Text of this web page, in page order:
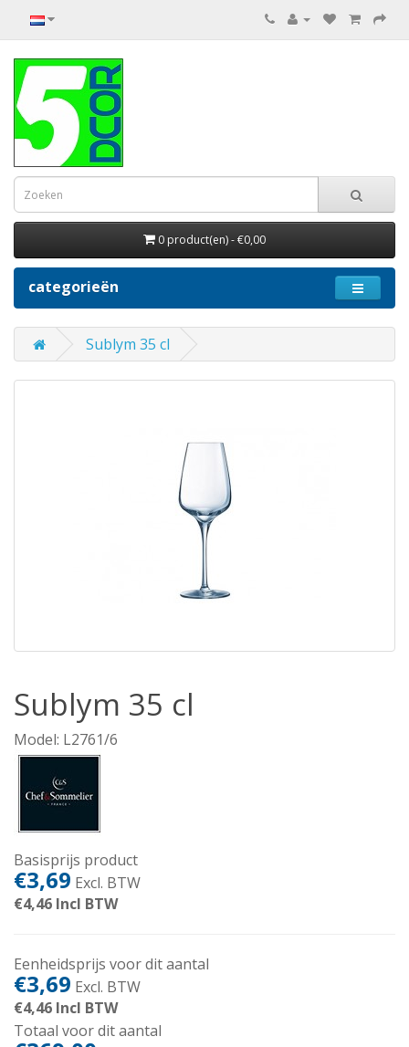
0 product(en) - €0,00
categorieën
Sublym 35 cl
Sublym 35 cl
Model: L2761/6
Basisprijs product
€3,69 Excl. BTW
€4,46 Incl BTW
Eenheidsprijs voor dit aantal
€3,69 Excl. BTW
€4,46 Incl BTW
Totaal voor dit aantal